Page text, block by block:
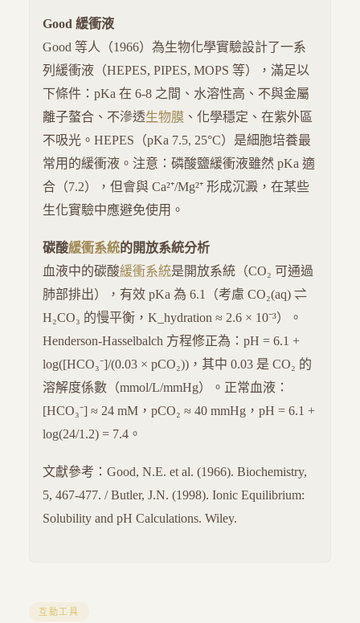
Good 緩衝液
Good 等人（1966）為生物化學實驗設計了一系
列緩衝液（HEPES, PIPES, MOPS 等），滿足以
下條件：pKa 在 6-8 之間、水溶性高、不與金屬
離子螯合、不滲透生物膜 、化學穩定、在紫外區
不吸光。HEPES（pKa 7.5, 25°C）是細胞培養最
常用的緩衝液。注意：磷酸鹽緩衝液雖然 pKa 適
合（7.2），但會與 Ca²⁺/Mg²⁺ 形成沉澱，在某些
生化實驗中應避免使用。
碳酸緩衝系統的開放系統分析
血液中的碳酸緩衝系統是開放系統（CO₂ 可通過
肺部排出），有效 pKa 為 6.1（考慮 CO₂(aq) ⇌
H₂CO₃ 的慢平衡，K_hydration ≈ 2.6 × 10⁻³）。
Henderson-Hasselbalch 方程修正為：pH = 6.1 +
log([HCO₃⁻]/(0.03 × pCO₂))，其中 0.03 是 CO₂ 的
溶解度係數（mmol/L/mmHg）。正常血液：
[HCO₃⁻] ≈ 24 mM，pCO₂ ≈ 40 mmHg，pH = 6.1 +
log(24/1.2) = 7.4。
文獻參考：Good, N.E. et al. (1966). Biochemistry,
5, 467-477. / Butler, J.N. (1998). Ionic Equilibrium:
Solubility and pH Calculations. Wiley.
互動工具